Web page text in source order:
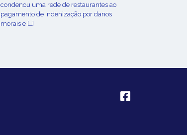
condenou uma rede de restaurantes ao
pagamento de indenização por danos
morais e […]